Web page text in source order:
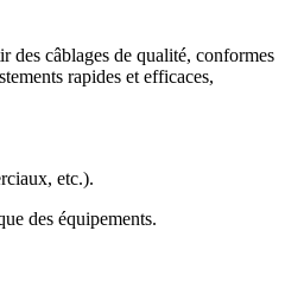
des câblages de qualité, conformes
rapides et efficaces,
etc.).
des équipements.